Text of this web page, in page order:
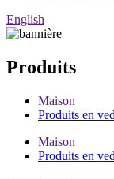
English
Produits
Maison
Produits en
Maison
Produits en